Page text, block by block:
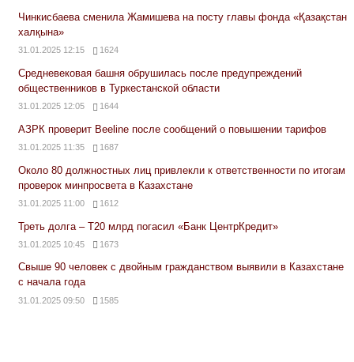
Чинкисбаева сменила Жамишева на посту главы фонда «Қазақстан
халқына»
31.01.2025 12:15 1624
Средневековая башня обрушилась после предупреждений
общественников в Туркестанской области
31.01.2025 12:05 1644
АЗРК проверит Beeline после сообщений о повышении тарифов
31.01.2025 11:35 1687
Около 80 должностных лиц привлекли к ответственности по итогам
проверок минпросвета в Казахстане
31.01.2025 11:00 1612
Треть долга – Т20 млрд погасил «Банк ЦентрКредит»
31.01.2025 10:45 1673
Свыше 90 человек с двойным гражданством выявили в Казахстане
с начала года
31.01.2025 09:50 1585